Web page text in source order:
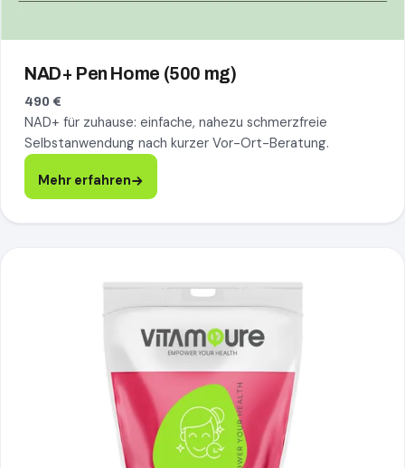
NAD+ Pen Home (500 mg)
490 €
NAD+ für zuhause: einfache, nahezu schmerzfreie
Selbstanwendung nach kurzer Vor-Ort-Beratung.
Mehr erfahren